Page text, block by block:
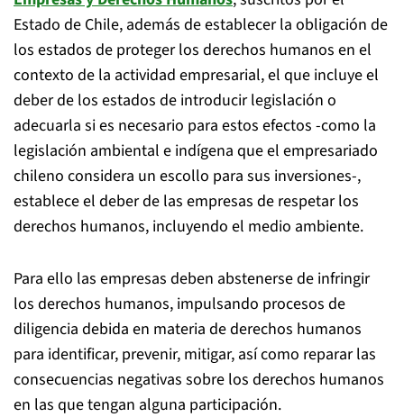
Estado de Chile, además de establecer la obligación de
los estados de proteger los derechos humanos en el
contexto de la actividad empresarial, el que incluye el
deber de los estados de introducir legislación o
adecuarla si es necesario para estos efectos -como la
legislación ambiental e indígena que el empresariado
chileno considera un escollo para sus inversiones-,
establece el deber de las empresas de respetar los
derechos humanos, incluyendo el medio ambiente.
Para ello las empresas deben abstenerse de infringir
los derechos humanos, impulsando procesos de
diligencia debida en materia de derechos humanos
para identificar, prevenir, mitigar, así como reparar las
consecuencias negativas sobre los derechos humanos
en las que tengan alguna participación.